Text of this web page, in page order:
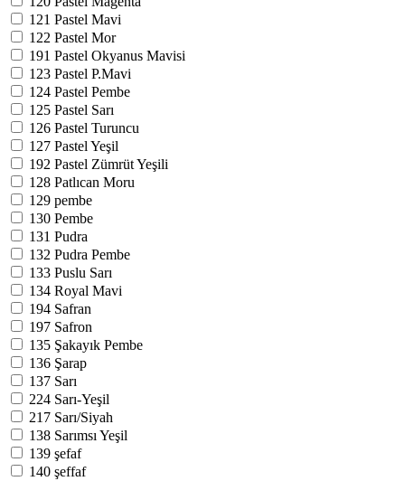
121 Pastel Mavi
122 Pastel Mor
191 Pastel Okyanus Mavisi
123 Pastel P.Mavi
124 Pastel Pembe
125 Pastel Sarı
126 Pastel Turuncu
127 Pastel Yeşil
192 Pastel Zümrüt Yeşili
128 Patlıcan Moru
129 pembe
130 Pembe
131 Pudra
132 Pudra Pembe
133 Puslu Sarı
134 Royal Mavi
194 Safran
197 Safron
135 Şakayık Pembe
136 Şarap
137 Sarı
224 Sarı-Yeşil
217 Sarı/Siyah
138 Sarımsı Yeşil
139 şefaf
140 şeffaf